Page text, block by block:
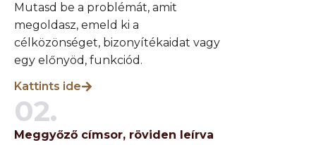
Mutasd be a problémát, amit
megoldasz, emeld ki a
célközönséget, bizonyítékaidat vagy
egy előnyöd, funkciód.
Kattints ide
02.
Meggyőző címsor, röviden leírva